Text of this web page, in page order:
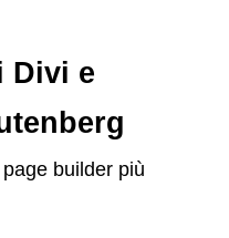
Divi e
builder più